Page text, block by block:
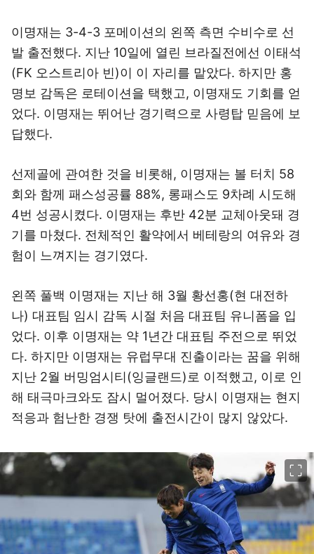
이명재는 3-4-3 포메이션의 왼쪽 측면 수비수로 선
발 출전했다. 지난 10일에 열린 브라질전에선 이태석
(FK 오스트리아 빈)이 이 자리를 맡았다. 하지만 홍
명보 감독은 로테이션을 택했고, 이명재도 기회를 얻
었다. 이명재는 뛰어난 경기력으로 사령탑 믿음에 보
답했다.
선제골에 관여한 것을 비롯해, 이명재는 볼 터치 58
회와 함께 패스성공률 88%, 롱패스도 9차례 시도해
4번 성공시켰다. 이명재는 후반 42분 교체아웃돼 경
기를 마쳤다. 전체적인 활약에서 베테랑의 여유와 경
험이 느껴지는 경기였다.
왼쪽 풀백 이명재는 지난 해 3월 황선홍(현 대전하
나) 대표팀 임시 감독 시절 처음 대표팀 유니폼을 입
었다. 이후 이명재는 약 1년간 대표팀 주전으로 뛰었
다. 하지만 이명재는 유럽무대 진출이라는 꿈을 위해
지난 2월 버밍엄시티(잉글랜드)로 이적했고, 이로 인
해 태극마크와도 잠시 멀어졌다. 당시 이명재는 현지
적응과 험난한 경쟁 탓에 출전시간이 많지 않았다.